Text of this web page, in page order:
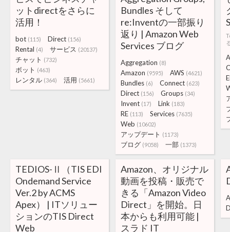
ットdirectをさらに
活用！
bot (115) Direct (156)
Rental (4) サービス (20137)
チャット (732)
ボット (463)
レンタル (364) 活用 (5661)
Bundles そして
re:Inventの一部振り
返り | Amazon Web
Services ブログ
Aggregation (8)
Amazon (9595) AWS (4621)
Bundles (6) Connect (623)
Direct (156) Groups (34)
Invent (17) Link (183)
RE (113) Services (7635)
Web (10602)
アップデート (1173)
ブログ (9058) 一部 (1373)
TEDIOS-Ⅱ（TIS EDI
Ondemand Service
Ver.2 by ACMS
Apex） | ITソリュー
ションのTIS Direct
Web
Amazon、オリジナル
動画を投稿・販売で
きる「Amazon Video
Direct」を開始。日
本からも利用可能 |
スラド IT